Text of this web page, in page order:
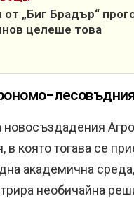
от „Биг Брадър“
целеше това
новосъздадения
в която тогава се
академична
необичайна